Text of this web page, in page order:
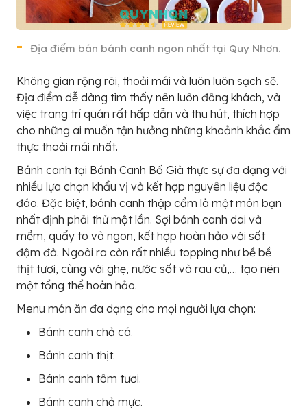
Địa điểm bán bánh canh ngon nhất tại Quy Nhơn.
Không gian rộng rãi, thoải mái và luôn luôn sạch sẽ.
Địa điểm dễ dàng tìm thấy nên luôn đông khách, và
việc trang trí quán rất hấp dẫn và thu hút, thích hợp
cho những ai muốn tận hưởng những khoảnh khắc ẩm
thực thoải mái nhất.
Bánh canh tại Bánh Canh Bố Già thực sự đa dạng với
nhiều lựa chọn khẩu vị và kết hợp nguyên liệu độc
đáo. Đặc biệt, bánh canh thập cẩm là một món bạn
nhất định phải thử một lần. Sợi bánh canh dai và
mềm, quẩy to và ngon, kết hợp hoàn hảo với sốt
đậm đà. Ngoài ra còn rất nhiều topping như bề bề
thịt tươi, cùng với ghẹ, nước sốt và rau củ,… tạo nên
một tổng thể hoàn hảo.
Menu món ăn đa dạng cho mọi người lựa chọn:
Bánh canh chả cá.
Bánh canh thịt.
Bánh canh tôm tươi.
Bánh canh chả mực.